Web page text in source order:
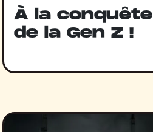
À la conquête
de la Gen Z !